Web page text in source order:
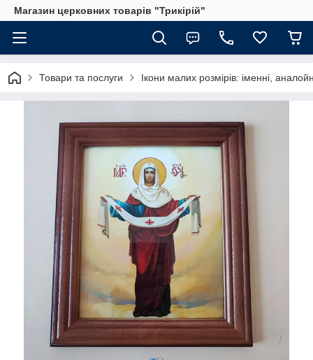
Магазин церковних товарів "Трикірій"
Товари та послуги Ікони малих розмірів: іменні,